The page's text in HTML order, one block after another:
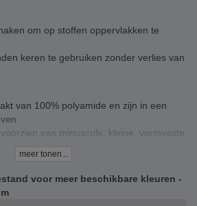
om op stoffen oppervlakken te
keren te gebruiken zonder verlies van
van 100% polyamide en zijn in een
van minuscule, kleine, vormvaste
wordt op textieloppervlakken
meer tonen...
voor meer beschikbare kleuren -